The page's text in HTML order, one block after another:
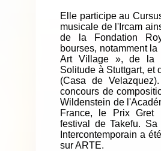
Elle participe au
musicale de l'Ircam
de la Fondation
bourses, notamment
Art Village », de la
Solitude à Stuttgart, et
(Casa de
concours de
Wildenstein de
France, le Prix Gret
festival de Takefu.
Intercontemporain a
sur ARTE.